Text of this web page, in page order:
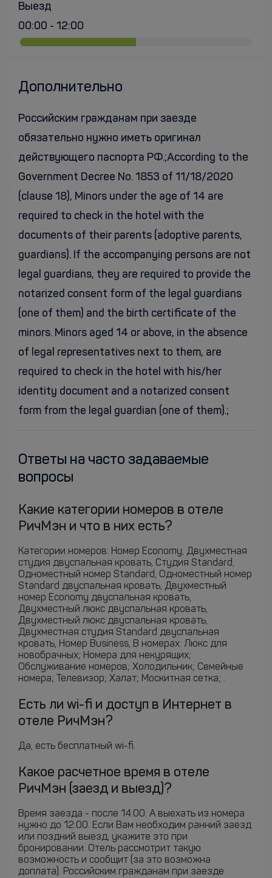
Выезд
00:00 - 12:00
Дополнительно
Российским гражданам при заезде
обязательно нужно иметь оригинал
действующего паспорта РФ.;According to the
Government Decree No. 1853 of 11/18/2020
(clause 18), Minors under the age of 14 are
required to check in the hotel with the
documents of their parents (adoptive parents,
guardians). If the accompanying persons are not
legal guardians, they are required to provide the
notarized consent form of the legal guardians
(one of them) and the birth certificate of the
minors. Minors aged 14 or above, in the absence
of legal representatives next to them, are
required to check in the hotel with his/her
identity document and a notarized consent
form from the legal guardian (one of them).;
Ответы на часто задаваемые
вопросы
Какие категории номеров в отеле
РичМэн и что в них есть?
Категории номеров: Номер Economy, Двухместная
студия двуспальная кровать, Студия Standard,
Одноместный номер Standard, Одноместный номер
Standard двуспальная кровать, Двухместный
номер Economy двуспальная кровать,
Двухместный люкс двуспальная кровать,
Двухместный люкс двуспальная кровать,
Двухместная студия Standard двуспальная
кровать, Номер Business, В номерах: Люкс для
новобрачных; Номера для некурящих;
Обслуживание номеров; Холодильник; Семейные
номера; Телевизор; Халат; Москитная сетка; .
Есть ли wi-fi и доступ в Интернет в
отеле РичМэн?
Да, есть бесплатный wi-fi.
Какое расчетное время в отеле
РичМэн (заезд и выезд)?
Время заезда - после 14:00. А выехать из номера
нужно до 12:00. Если Вам необходим ранний заезд
или поздний выезд, укажите это при
бронировании. Отель рассмотрит такую
возможность и сообщит (за это возможна
доплата). Российским гражданам при заезде